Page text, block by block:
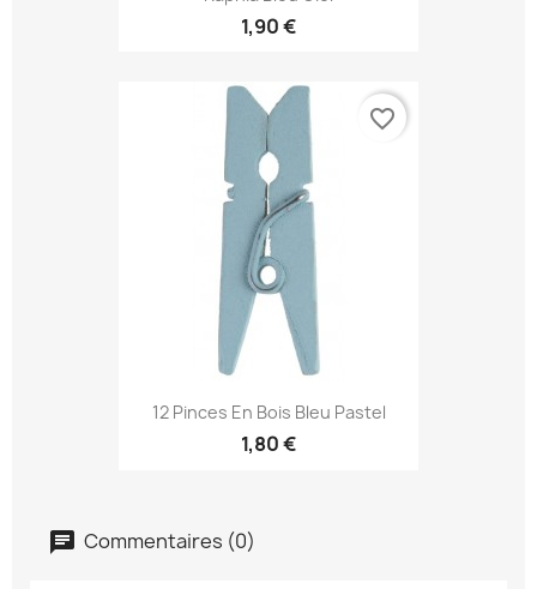
1,90 €
12 Pinces En Bois Bleu Pastel
1,80 €
favorite_border
Commentaires (0)